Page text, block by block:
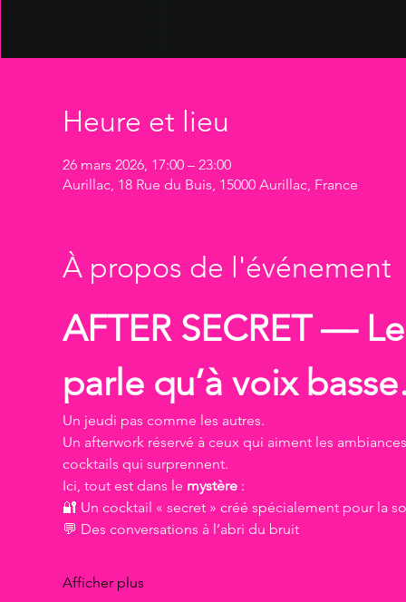
Heure et lieu
26 mars 2026, 17:00 – 23:00
Aurillac, 18 Rue du Buis, 15000 Aurillac, France
À propos de l'événement
AFTER SECRET —
parle qu’à voix
Un jeudi pas comme les autres.
Un afterwork réservé à ceux qui aiment les
cocktails qui surprennent.
Ici, tout est dans le mystère :
🔐 Un cocktail « secret » créé spécialement pour la
💬 Des conversations à l’abri du bruit
Afficher plus